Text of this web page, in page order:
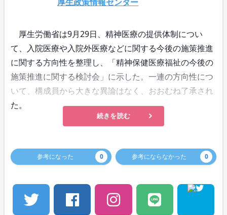
厚生労働省は9月29日、精神医療の提供体制につい
て、入院医療や入院外医療などに関する今後の施策推進
に関する方向性を整理し、「精神保健医療福祉の今後の
施策推進に関する検討会」に示した。一連の方向性につ
いて、構成員から大きな異論はなく、おおむね了承され
た。
続きを読む
参考になった 0 参考にならなかった 0